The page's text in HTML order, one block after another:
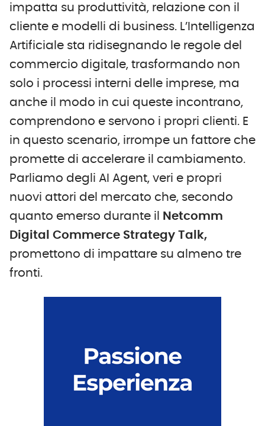
impatta su produttività, relazione con il
cliente e modelli di business. L’Intelligenza
Artificiale sta ridisegnando le regole del
commercio digitale, trasformando non
solo i processi interni delle imprese, ma
anche il modo in cui queste incontrano,
comprendono e servono i propri clienti. E
in questo scenario, irrompe un fattore che
promette di accelerare il cambiamento.
Parliamo degli AI Agent, veri e propri
nuovi attori del mercato che, secondo
quanto emerso durante il
Netcomm
Digital Commerce Strategy Talk,
promettono di impattare su almeno tre
fronti.